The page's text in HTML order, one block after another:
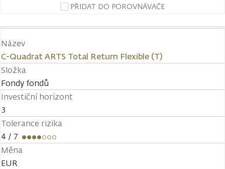
PŘIDAT DO POROVNÁVAČE
Název
C-Quadrat ARTS Total Return Flexible (T)
Složka
Fondy fondů
Investiční horizont
3
Tolerance rizika
4 / 7
Měna
EUR